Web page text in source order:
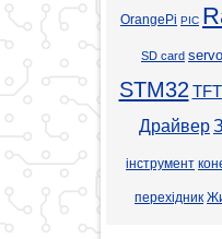
OrangePi PIC
SD card servo
STM32
Драйвер
інструмент
перехідник